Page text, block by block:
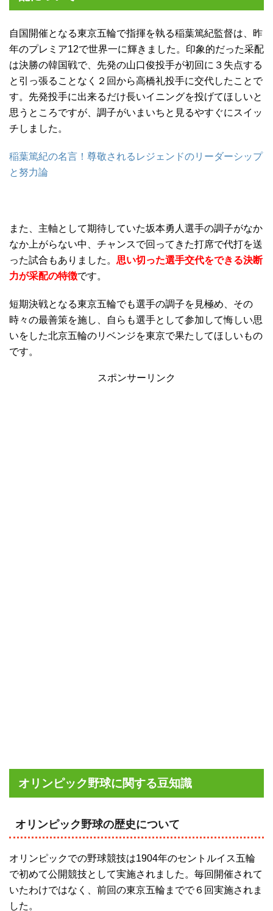
自国開催となる東京五輪で指揮を執る稲葉篤紀監督は、昨
年のプレミア12で世界一に輝きました。印象的だった采配
は決勝の韓国戦で、先発の山口俊投手が初回に３失点する
と引っ張ることなく２回から高橋礼投手に交代したことで
す。先発投手に出来るだけ長いイニングを投げてほしいと
思うところですが、調子がいまいちと見るやすぐにスイッ
チしました。
稲葉篤紀の名言！尊敬されるレジェンドのリーダーシップ
と努力論
また、主軸として期待していた坂本勇人選手の調子がなか
なか上がらない中、チャンスで回ってきた打席で代打を送
った試合もありました。 思い切った選手交代をできる決断
力が采配の特徴です。
短期決戦となる東京五輪でも選手の調子を見極め、その
時々の最善策を施し、自らも選手として参加して悔しい思
いをした北京五輪のリベンジを東京で果たしてほしいもの
です。
スポンサーリンク
オリンピック野球に関する豆知識
オリンピック野球の歴史について
オリンピックでの野球競技は1904年のセントルイス五輪
で初めて公開競技として実施されました。毎回開催されて
いたわけではなく、前回の東京五輪までで６回実施されま
した。